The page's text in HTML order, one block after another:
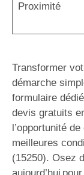
Proximité
Transformer
démarche
formulaire
devis gratuits
l’opportunité
meilleures
(15250). Osez
aujourd’hui